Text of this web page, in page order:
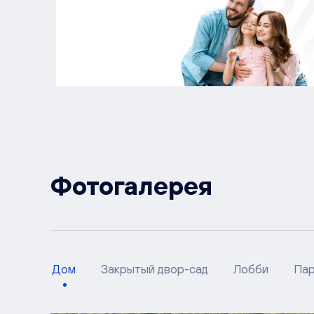
Фотогалерея
Дом Закрытый двор-сад Лобби